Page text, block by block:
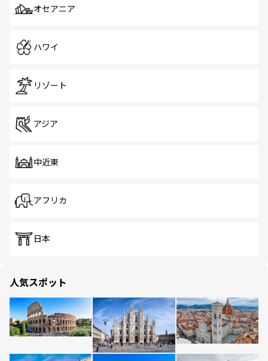
オセアニア
ハワイ
リゾート
アジア
中近東
アフリカ
日本
人気スポット